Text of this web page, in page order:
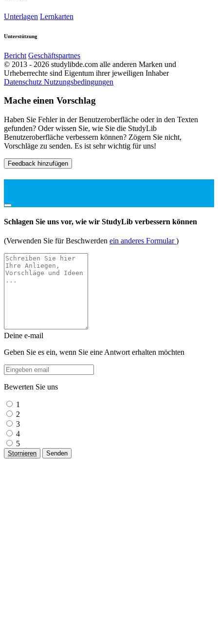
Unterlagen Lernkarten
Unterstützung
Bericht Geschäftspartnes
© 2013 - 2026 studylibde.com alle anderen Marken und
Urheberrechte sind Eigentum ihrer jeweiligen Inhaber
Datenschutz Nutzungsbedingungen
Mache einen Vorschlag
Haben Sie Fehler in der Benutzeroberfläche oder in den Texten
gefunden? Oder wissen Sie, wie Sie die StudyLib
Benutzeroberfläche verbessern können? Zögern Sie nicht,
Vorschläge zu senden. Es ist sehr wichtig für uns!
Feedback hinzufügen
Schlagen Sie uns vor, wie wir StudyLib verbessern können
(Verwenden Sie für Beschwerden ein anderes Formular)
Deine e-mail
Geben Sie es ein, wenn Sie eine Antwort erhalten möchten
Bewerten Sie uns
1
2
3
4
5
Stornieren Senden